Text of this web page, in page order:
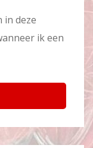
in deze
ik een